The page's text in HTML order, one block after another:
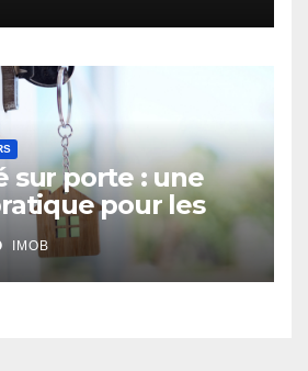
sur porte : une
pour les
IMOB